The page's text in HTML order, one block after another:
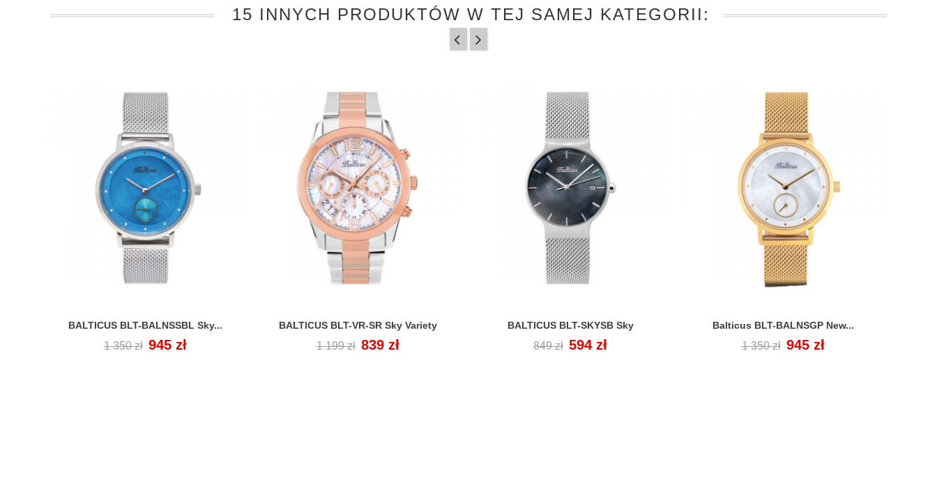
15 INNYCH PRODUKTÓW W TEJ SAMEJ KATEGORII:
BALTICUS BLT-BALNSSBL Sky...
Cena
1 350 zł Cena
945 zł
 BALTICUS BLT-VR-SR Sky Variety
Cena
1 199 zł Cena
839 zł
 BALTICUS BLT-SKYSB Sky
Cena
849 zł Cena
594 zł
 Balticus BLT-BALNSGP New...
Cena
1 350 zł Cena
945 zł
